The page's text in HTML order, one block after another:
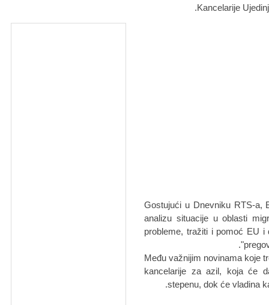
Kancelarije
Gostujući u Dnevniku RTS-a,
analizu situacije u oblasti
probleme, tražiti i pomoć EU i
Među važnijim novinama koje
kancelarije za azil, koja će
stepenu, dok će vladina